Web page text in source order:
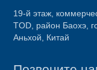
19-й этаж,
TOD, район Баохэ,
Аньхой, Китай